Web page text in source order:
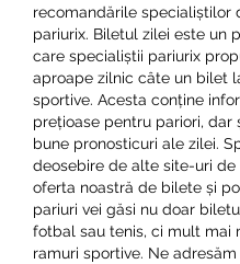
recomandările specialiștilor
pariurix. Biletul zilei este un
care specialiștii pariurix
aproape zilnic câte un bilet
sportive. Acesta conține
prețioase pentru pariori, dar
bune pronosticuri ale zilei.
deosebire de alte site-uri de
oferta noastră de bilete și
pariuri vei găsi nu doar
fotbal sau tenis, ci mult mai
ramuri sportive. Ne